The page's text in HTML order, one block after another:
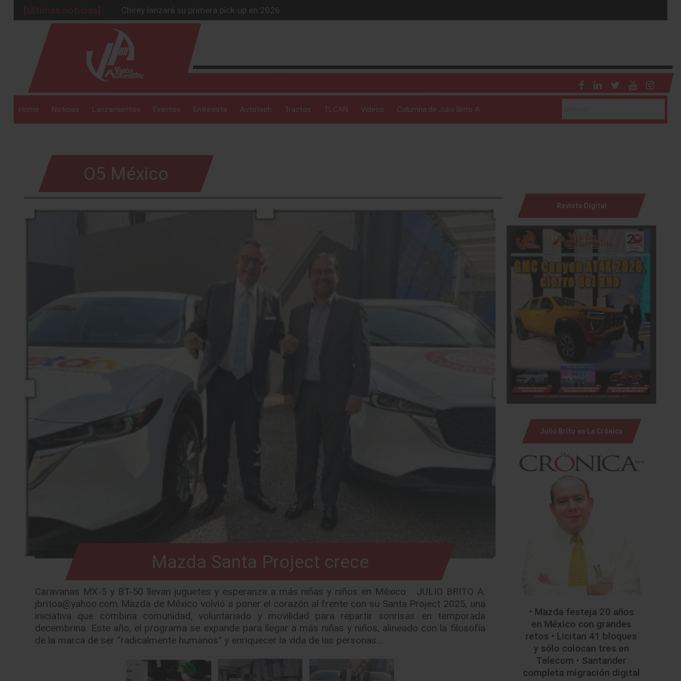
[Últimas noticias]
Chirey lanzará su primera pick-up en 2026
BMW Z4 Edición Final: un adiós exclusivo
Ford Edge Híbrida: la SUV que evoluciona
Mazda Santa Project crece
Será 2026, año de evolución profunda: Peñafiel
Home Noticias Lanzamientos Eventos Entrevista Autotech Tractos TLCAN Videos Columna de Julio Brito A.
O5 México
Mazda Santa Project crece
Caravanas MX-5 y BT-50 llevan juguetes y esperanza a más niñas y niños en México JULIO BRITO A.
jbritoa@yahoo.com Mazda de México volvió a poner el corazón al frente con su Santa Project 2025, una
iniciativa que combina comunidad, voluntariado y movilidad para repartir sonrisas en temporada
decembrina. Este año, el programa se expande para llegar a más niñas y niños, alineado con la filosofía
de la marca de ser “radicalmente humanos” y enriquecer la vida de las personas…
Revista Digital
Julio Brito en La Crónica
• Mazda festeja 20 años
en México con grandes
retos • Licitan 41 bloques
y sólo colocan tres en
Telecom • Santander
completa migración digital